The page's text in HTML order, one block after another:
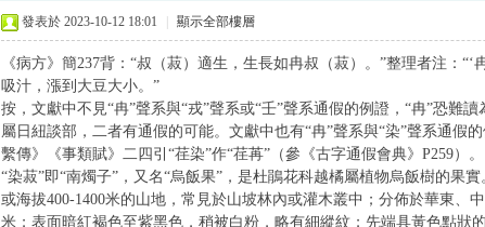
發表於 2023-10-12 18:01 顯示全部樓層
《病方》簡237背：“叔（菽）適生，生長如冉叔（菽）。”整理者注：“‘
吸汁，漲到大豆大小。”
按，文獻中不見“冉”聲系與“戎”聲系或“壬”聲系通假的例證，“冉”恐難讀
屬日紐談部，二者有通假的可能。文獻中也有“冉”聲系與“染”聲系通假
繫傳》《事類賦》二四引“荏染”作“荏苒”（參《古字通假會典》P259）。
“染菽”即“南燭子”，又名“烏飯果”，是杜鵑花科越橘屬植物烏飯樹的果
或海拔400-1400米的山地，常見於山坡林內或灌木叢中；分佈於華東、
米；表面暗紅褐色至紫黑色，稍被白粉，略有細縱紋；先端具黃色點狀